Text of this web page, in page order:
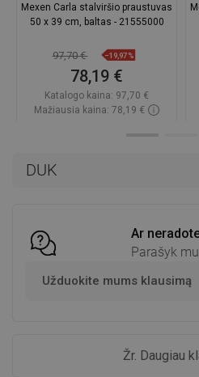
DUK
Ar
Parašyk
Užduokite mums klausimą
Žr. Daugiau
Mexen Carla stalviršio praustuvas
50 x 39 cm, baltas - 21555000
97,70 € −19,97%
78,19 €
Katalogo kaina: 97,70 €
Mažiausia kaina: 78,19 €